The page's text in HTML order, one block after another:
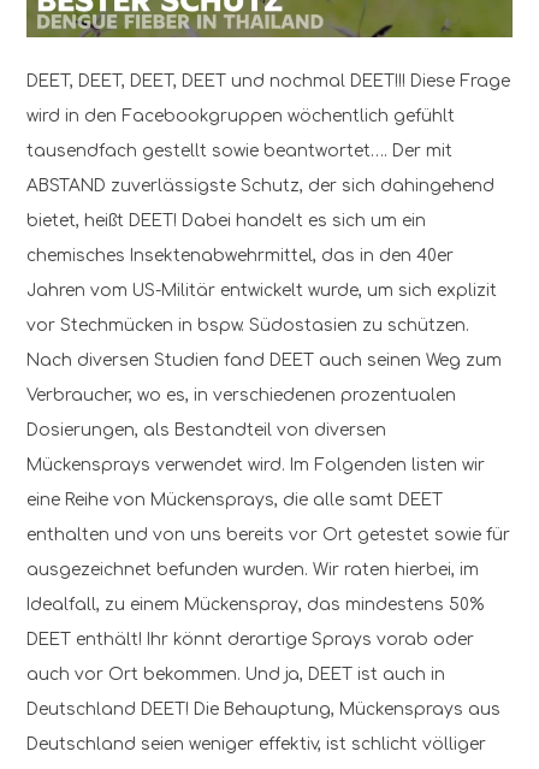
DEET, DEET, DEET, DEET und nochmal DEET!!! Diese Frage
wird in den Facebookgruppen wöchentlich gefühlt
tausendfach gestellt sowie beantwortet…. Der mit
ABSTAND zuverlässigste Schutz, der sich dahingehend
bietet, heißt DEET! Dabei handelt es sich um ein
chemisches Insektenabwehrmittel, das in den 40er
Jahren vom US-Militär entwickelt wurde, um sich explizit
vor Stechmücken in bspw. Südostasien zu schützen.
Nach diversen Studien fand DEET auch seinen Weg zum
Verbraucher, wo es, in verschiedenen prozentualen
Dosierungen, als Bestandteil von diversen
Mückensprays verwendet wird. Im Folgenden listen wir
eine Reihe von Mückensprays, die alle samt DEET
enthalten und von uns bereits vor Ort getestet sowie für
ausgezeichnet befunden wurden. Wir raten hierbei, im
Idealfall, zu einem Mückenspray, das mindestens 50%
DEET enthält! Ihr könnt derartige Sprays vorab oder
auch vor Ort bekommen. Und ja, DEET ist auch in
Deutschland DEET! Die Behauptung, Mückensprays aus
Deutschland seien weniger effektiv, ist schlicht völliger